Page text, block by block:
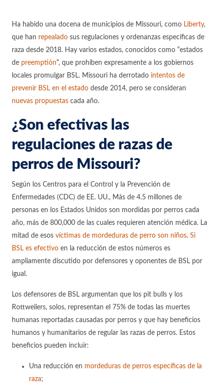
Ha habido una docena de municipios de Missouri, como Liberty,
que han repealado sus regulaciones y ordenanzas específicas de
raza desde 2018. Hay varios estados, conocidos como “estados
de preemptión“, que prohíben expresamente a los gobiernos
locales promulgar BSL. Missouri ha derrotado intentos de
prevenir BSL en el estado desde 2014, pero se consideran
nuevas propuestas cada año.
¿Son efectivas las
regulaciones de razas de
perros de Missouri?
Según los Centros para el Control y la Prevención de
Enfermedades (CDC) de EE. UU., Más de 4.5 millones de
personas en los Estados Unidos son mordidas por perros cada
año, más de 800,000 de las cuales requieren atención médica. La
mitad de esos víctimas de mordeduras de perro son niños. Si
BSL es efectivo en la reducción de estos números es
ampliamente discutido por defensores y oponentes de BSL por
igual.
Los defensores de BSL argumentan que los pit bulls y los
Rottweilers, solos, representan el 75% de todas las muertes
humanas reportadas causadas por perros y que hay beneficios
humanos y humanitarios de regular las razas de perros. Estos
beneficios pueden incluir:
Una reducción en mordeduras de perros específicas de la
raza;